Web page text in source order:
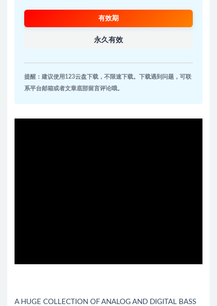
有效期
永久有效
提醒：建议使用123云盘下载，不限速下载。下载遇到问题，可联
系平台邮箱或者文章底部留言评论哦。
A HUGE COLLECTION OF ANALOG AND DIGITAL BASS